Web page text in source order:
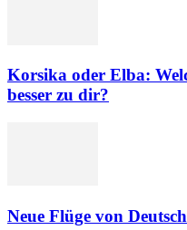
Korsika oder Elba:
besser zu dir?
Neue Flüge von